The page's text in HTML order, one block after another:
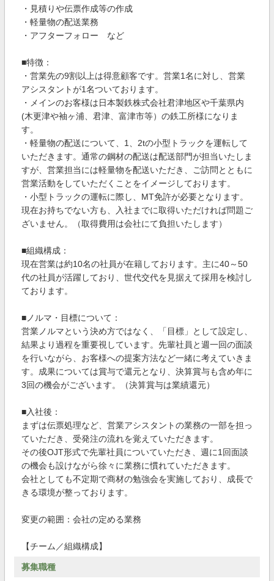
・見積りや伝票作成等の作成
・軽量物の配送業務
・アフターフォロー など
■特徴：
・営業先の9割以上は得意顧客です。営業1名に対し、営業
アシスタントが1名ついております。
・メインのお客様は日本製鉄株式会社君津地区や千葉県内
(木更津や袖ヶ浦、君津、富津市等）の鉄工所様になりま
す。
・軽量物の配送について、1、2tの小型トラックを運転して
いただきます。通常の鋼材の配送は配送部門が担当いたしま
すが、営業担当には軽量物を配送いただき、ご訪問とともに
営業活動をしていただくことをイメージしております。
・小型トラックの運転に際し、MT免許が必要となります。
現在お持ちでない方も、入社までに取得いただければ問題ご
ざいません。（取得費用は会社にて負担いたします）
■組織構成：
現在営業は約10名の社員が在籍しております。主に40～50
代の社員が活躍しており、世代交代を見据えて採用を検討し
ております。
■ノルマ・目標について：
営業ノルマという決め方ではなく、「目標」として設定し、
結果より過程を重要視しています。先輩社員と週一回の面談
を行いながら、お客様への提案方法など一緒に考えていきま
す。成果については賞与で還元となり、決算賞与も含め年に
3回の機会がございます。（決算賞与は業績還元）
■入社後：
まずは伝票処理など、営業アシスタントの業務の一部を担っ
ていただき、受発注の流れを覚えていただきます。
その後OJT形式で先輩社員についていただき、週に1回面談
の機会も設けながら徐々に業務に慣れていただきます。
会社としても不定期で商材の勉強会を実施しており、成長で
きる環境が整っております。
変更の範囲：会社の定める業務
【チーム／組織構成】
募集職種